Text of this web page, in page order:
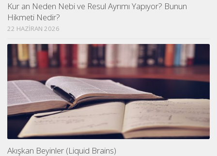
Kur an Neden Nebi ve Resul Ayrımı Yapıyor? Bunun
Hikmeti Nedir?
22 HAZIRAN 2026
Akışkan Beyinler (Liquid Brains)